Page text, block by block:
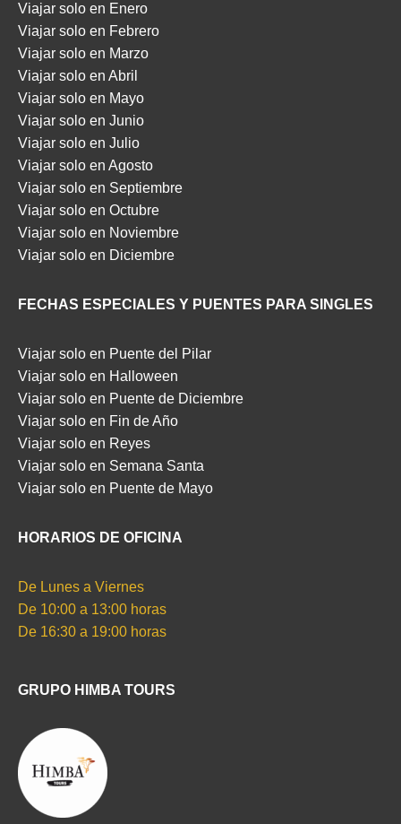
Viajar solo en Enero
Viajar solo en Febrero
Viajar solo en Marzo
Viajar solo en Abril
Viajar solo en Mayo
Viajar solo en Junio
Viajar solo en Julio
Viajar solo en Agosto
Viajar solo en Septiembre
Viajar solo en Octubre
Viajar solo en Noviembre
Viajar solo en Diciembre
FECHAS ESPECIALES Y PUENTES PARA SINGLES
Viajar solo en Puente del Pilar
Viajar solo en Halloween
Viajar solo en Puente de Diciembre
Viajar solo en Fin de Año
Viajar solo en Reyes
Viajar solo en Semana Santa
Viajar solo en Puente de Mayo
HORARIOS DE OFICINA
De Lunes a Viernes
De 10:00 a 13:00 horas
De 16:30 a 19:00 horas
GRUPO HIMBA TOURS